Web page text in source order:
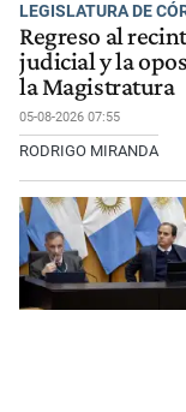
LEGISLATURA DE
Regreso al
judicial y la
la Magistratura
05-08-2026 07:55
RODRIGO MIRANDA